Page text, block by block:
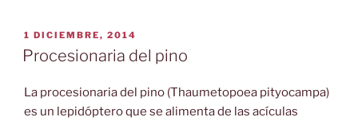
PUBLICADO
EL
1 DICIEMBRE, 2014
Procesionaria del pino
La procesionaria del pino (Thaumetopoea pityocampa)
es un lepidóptero que se alimenta de las acículas